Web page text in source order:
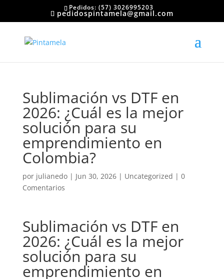
Pedidos: (57) 3026995203
pedidospintamela@gmail.com
Sublimación vs DTF en
2026: ¿Cuál es la mejor
solución para su
emprendimiento en
Colombia?
por julianedo| Jun 30, 2026| Uncategorized | 0
Comentarios
Sublimación vs DTF en
2026: ¿Cuál es la mejor
solución para su
emprendimiento en